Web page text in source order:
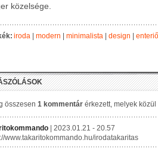
közelsége.
iroda modern minimalista design